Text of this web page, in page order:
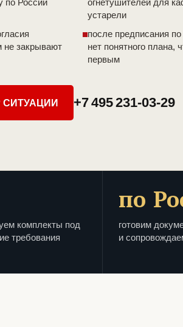
по России
огнетушителей для
устарели
не закрывают
после предписания
нет понятного плана,
первым
СИТУАЦИИ +7 495 231-03-29
комплекты под
требования
по
готовим
и